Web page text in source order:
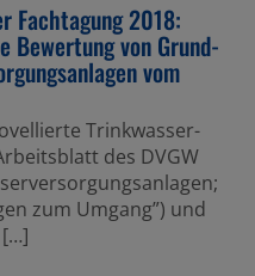
Fachta­gung 2018:
Bewer­tung von Grund­
vom
Trink­was­ser­
des DVGW
zum Umgang”) und
[…]